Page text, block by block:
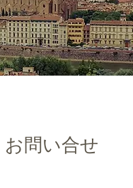
​お問い合せ